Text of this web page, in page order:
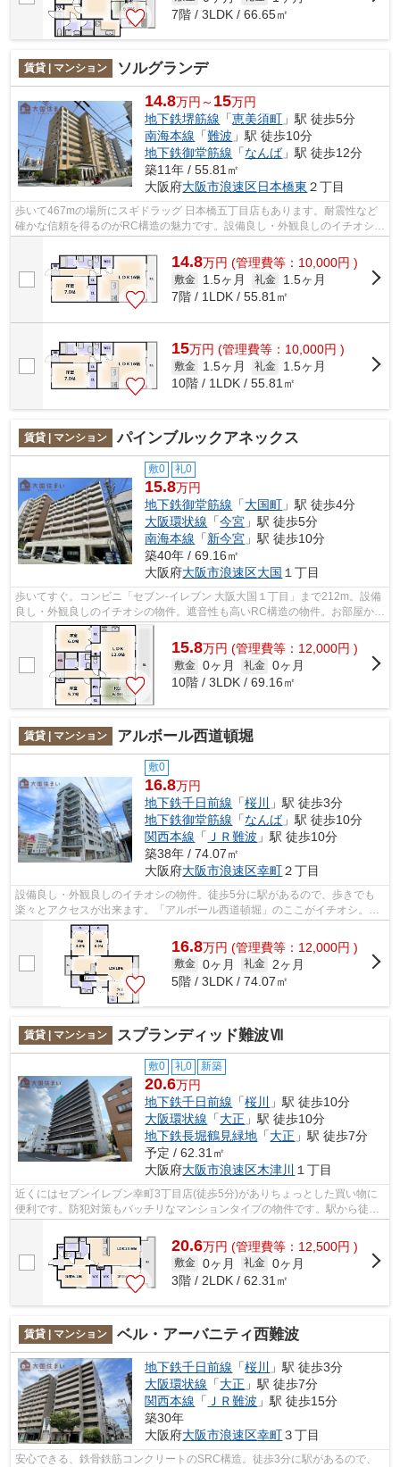
7階 / 3LDK / 66.65㎡
賃貸 | マンション ソルグランデ
14.8万円～ 15万円
地下鉄堺筋線 「恵美須町 」駅 徒歩5分
南海本線 「難波 」駅 徒歩10分
地下鉄御堂筋線 「なんば」駅 徒歩12分
築11年 / 55.81㎡
大阪府大阪市浪速区日本橋東 ２丁目
歩いて467mの場所にスギドラッグ 日本橋五丁目店もあります。耐震性など
確かな信頼を得るのがRC構造の魅力です。設備良し・外観良しのイチオシの
物件。駅から徒歩6分の物件で、電車で...
14.8万円 (管理費等：10,000円 )
敷金 1.5ヶ月 礼金
1.5ヶ月
7階 / 1LDK / 55.81㎡
15万円 (管理費等：10,000円 )
敷金 1.5ヶ月 礼金
1.5ヶ月
10階 / 1LDK / 55.81㎡
賃貸 | マンション パインブルックアネックス
敷0 礼0
15.8万円
地下鉄御堂筋線 「大国町 」駅 徒歩4分
大阪環状線 「今宮 」駅 徒歩5分
南海本線 「新今宮 」駅 徒歩10分
築40年 / 69.16㎡
大阪府大阪市浪速区大国 １丁目
歩いてすぐ。コンビニ「セブン‐イレブン 大阪大国１丁目」まで212m。設備
良し・外観良しのイチオシの物件。遮音性も高いRC構造の物件。お部屋から
徒歩4分の場所に駅があれば、遅刻する...
15.8万円 (管理費等：12,000円 )
敷金 0ヶ月 礼金 0ヶ月
10階 / 3LDK / 69.16㎡
賃貸 | マンション アルボール西道頓堀
敷0
16.8万円
地下鉄千日前線 「桜川
」駅 徒歩3分
地下鉄御堂筋線 「なんば」駅 徒歩10分
関西本線 「 ＪＲ難波 」駅 徒歩10分
築38年 / 74.07㎡
大阪府大阪市浪速区幸町２丁目
設備良し・外観良しのイチオシの物件。徒歩5分に駅があるので、歩きでも
楽々とアクセスが出来ます。「アルボール西道頓堀」のここがイチオシ。ス
ムーズにお部屋探しが出来るよう大国住...
16.8万円 (管理費等：12,000円 )
敷金 0ヶ月 礼金
2ヶ月
5階 / 3LDK / 74.07㎡
賃貸 | マンション スプランディッド難波Ⅶ
敷0 礼0 新築
20.6万円
地下鉄千日前線 「桜川
」駅 徒歩10分
大阪環状線 「大正 」駅 徒歩10分
地下鉄長堀鶴見緑地 「大正 」駅 徒歩7分
予定 / 62.31㎡
大阪府大阪市浪速区木津川 １丁目
近くにはセブンイレブン幸町3丁目店(徒歩5分)がありちょっとした買い物に
便利です。防犯対策もバッチリなマンションタイプの物件です。駅から徒歩
20.6万円 (管理費等：12,500円 )
敷金 0ヶ月 礼金 0ヶ月
3階 / 2LDK / 62.31㎡
賃貸 | マンション ベル・アーバニティ西難波
地下鉄千日前線 「桜川 」駅 徒歩3分
大阪環状線 「大正 」駅 徒歩7分
関西本線 「 ＪＲ難波 」駅 徒歩15分
築30年
大阪府大阪市浪速区幸町３丁目
安心できる、鉄骨鉄筋コンクリートのSRC構造。徒歩3分に駅があるので、